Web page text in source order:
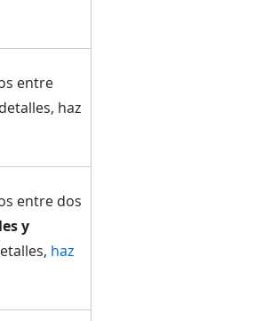
entre
haz
entre dos
y
haz